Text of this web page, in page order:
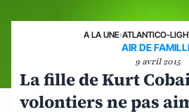
A LA UNE›ATLANTICO-
AIR DE
9 avril 2015
La fille de Kurt
volontiers ne pas